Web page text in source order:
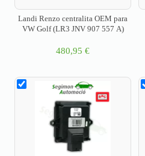
Landi Renzo centralita OEM para
VW Golf (LR3 JNV 907 557 A)
480,95 €